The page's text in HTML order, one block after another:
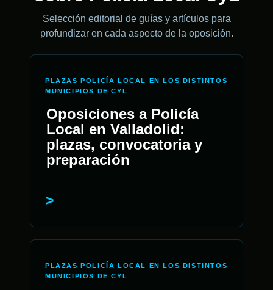
Selección editorial de guías y artículos para
profundizar en cada aspecto de la oposición.
PLAZAS POLICÍA LOCAL EN LOS DISTINTOS
MUNICIPIOS DE CYL
Oposiciones a Policía
Local en Valladolid:
plazas, convocatoria y
preparación
PLAZAS POLICÍA LOCAL EN LOS DISTINTOS
MUNICIPIOS DE CYL